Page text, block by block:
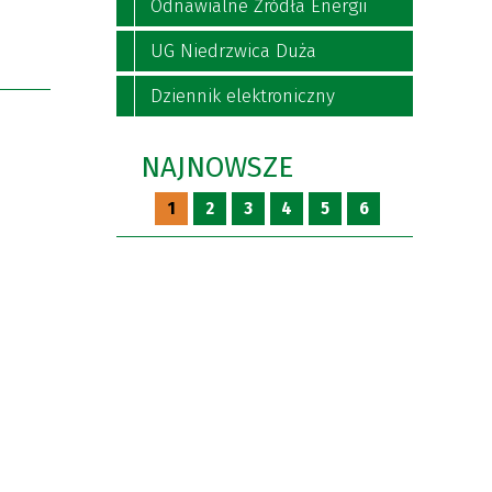
Odnawialne Źródła Energii
UG Niedrzwica Duża
Dziennik elektroniczny
NAJNOWSZE
1 2 3 4 5 6